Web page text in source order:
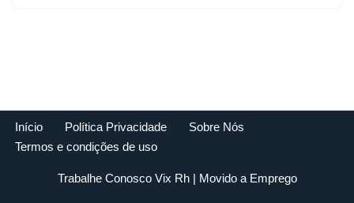
Início Política Privacidade
Sobre Nós
Termos e condições de uso
Trabalhe Conosco Vix Rh| Movido a Emprego